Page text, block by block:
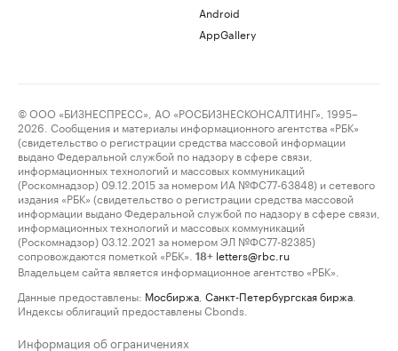
Android
AppGallery
© ООО «БИЗНЕСПРЕСС», АО «РОСБИЗНЕСКОНСАЛТИНГ», 1995–
2026. Сообщения и материалы информационного агентства «РБК»
(свидетельство о регистрации средства массовой информации
выдано Федеральной службой по надзору в сфере связи,
информационных технологий и массовых коммуникаций
(Роскомнадзор) 09.12.2015 за номером ИА №ФС77-63848) и сетевого
издания «РБК» (свидетельство о регистрации средства массовой
информации выдано Федеральной службой по надзору в сфере связи,
информационных технологий и массовых коммуникаций
(Роскомнадзор) 03.12.2021 за номером ЭЛ №ФС77-82385)
сопровождаются пометкой «РБК».
18+ letters@rbc.ru
Владельцем сайта является информационное агентство «РБК».
Данные предоставлены: Мосбиржа Санкт-Петербургская биржа
Индексы облигаций предоставлены Cbonds.
Информация об ограничениях